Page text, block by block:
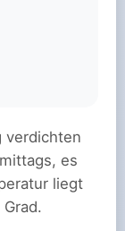
verdichten
es
liegt